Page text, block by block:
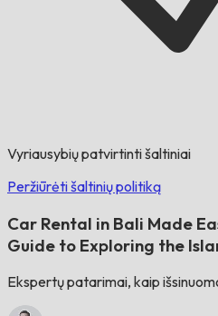
Vyriausybių patvirtinti šaltiniai
Peržiūrėti šaltinių politiką
Car Rental in Bali Made
Guide to Exploring the
Ekspertų patarimai, kaip